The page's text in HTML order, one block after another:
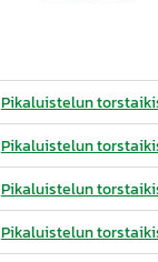
Pikaluistelun
Pikaluistelun
Pikaluistelun
Pikaluistelun